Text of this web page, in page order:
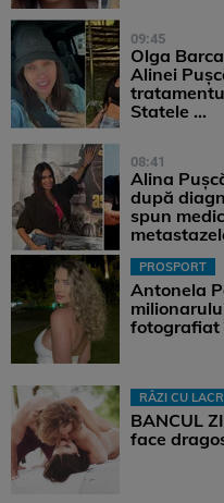
09:45
Olga
Alinei
Statele ...
08:41
Alina
după
spun
PROSPORT
Antonela
fotografiat
RÂZI CU
BANCUL
face